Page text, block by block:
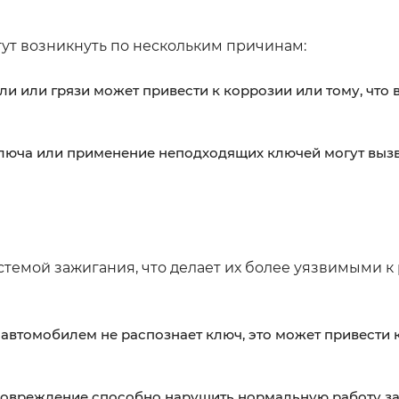
возникнуть по нескольким причинам:
или грязи может привести к коррозии или тому, что
или применение неподходящих ключей могут
зажигания, что делает их более уязвимыми
не распознает ключ, это может привести